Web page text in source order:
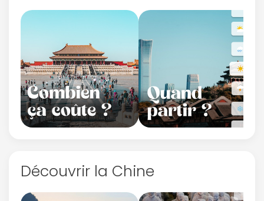
Découvrir la Chine